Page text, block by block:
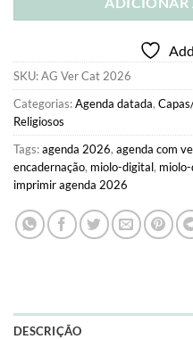
original
era:
SKU:AG Ver Cat 2026
Categorias:Agenda datada,
Religiosos
Tags:agenda 2026, agenda com
encadernação, miolo-digital,
imprimir agenda 2026
DESCRIÇÃO